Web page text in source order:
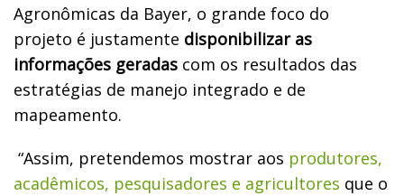
Agronômicas da Bayer, o grande foco do
projeto é justamente disponibilizar as
informações geradas com os resultados das
estratégias de manejo integrado e de
mapeamento.
“Assim, pretendemos mostrar aos produtores,
acadêmicos, pesquisadores e agricultores que o